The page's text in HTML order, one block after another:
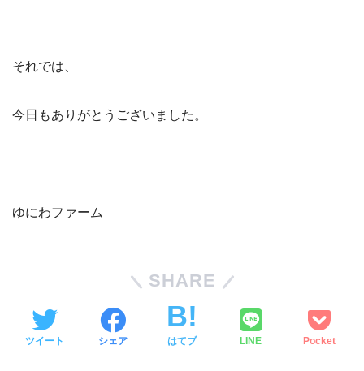
それでは、
今日もありがとうございました。
ゆにわファーム
SHARE
ツイート シェア はてブ LINE Pocket